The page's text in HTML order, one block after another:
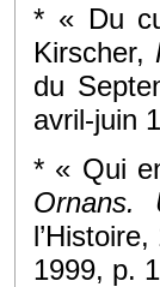
* « Du
Kirscher,
du
avril-juin
* « Qui
Ornans.
1999, p.